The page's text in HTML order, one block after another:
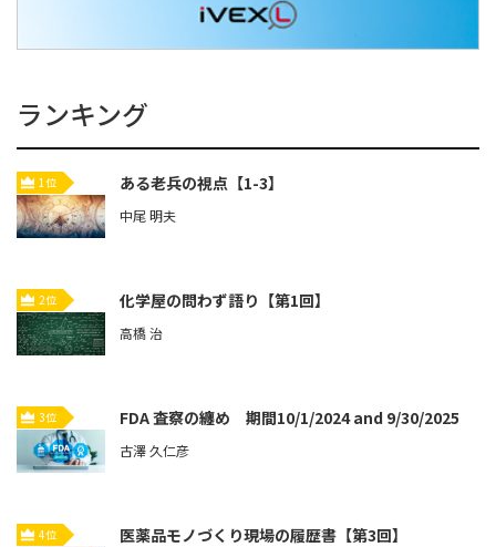
ランキング
1位 ある老兵の視点【1-3】
中尾 明夫
2位 化学屋の問わず語り【第1回】
高橋 治
3位 FDA 査察の纏め 期間10/1/2024 and 9/30/2025
古澤 久仁彦
4位 医薬品モノづくり現場の履歴書【第3回】